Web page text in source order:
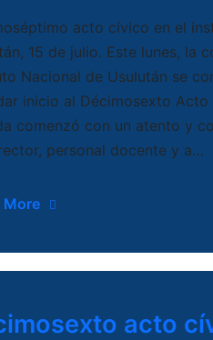
acto cívico en el
15 de julio. Este lunes, la
Nacional de Usulután se
inicio al Décimosexto
comenzó con un atento y
personal docente y a…
More
acto